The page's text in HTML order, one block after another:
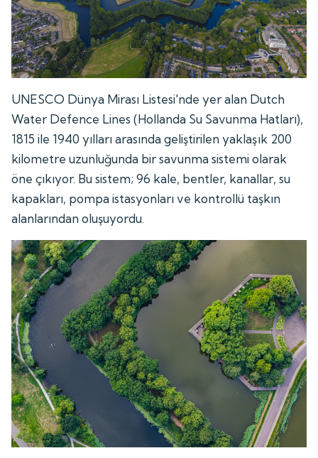
UNESCO Dünya Mirası Listesi'nde yer alan Dutch
Water Defence Lines (Hollanda Su Savunma Hatları),
1815 ile 1940 yılları arasında geliştirilen yaklaşık 200
kilometre uzunluğunda bir savunma sistemi olarak
öne çıkıyor. Bu sistem; 96 kale, bentler, kanallar, su
kapakları, pompa istasyonları ve kontrollü taşkın
alanlarından oluşuyordu.